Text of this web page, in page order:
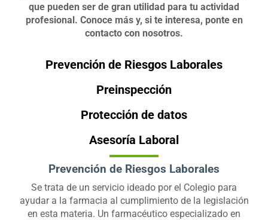
que pueden ser de gran utilidad para tu actividad
profesional. Conoce más y, si te interesa, ponte en
contacto con nosotros.
Prevención de Riesgos Laborales
Preinspección
Protección de datos
Asesoría Laboral
Prevención de Riesgos Laborales
Se trata de un servicio ideado por el Colegio para
ayudar a la farmacia al cumplimiento de la legislación
en esta materia. Un farmacéutico especializado en